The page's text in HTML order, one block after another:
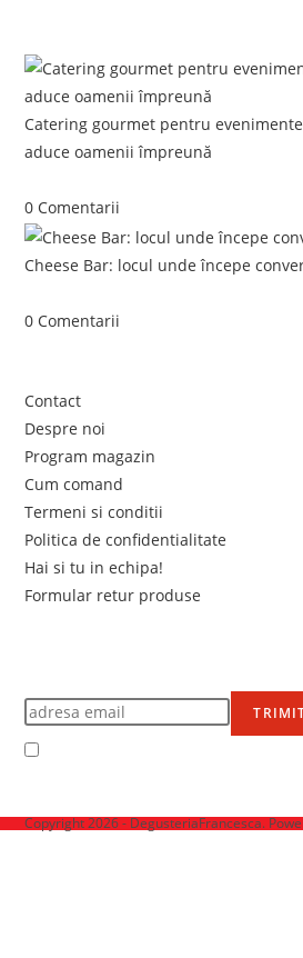
Catering gourmet pentru
aduce oamenii împreună
0 Comentarii
Cheese Bar: locul unde începe
0 Comentarii
Contact
Despre noi
Program magazin
Cum comand
Termeni si conditii
Politica de confidentialitate
Hai si tu in echipa!
Formular retur produse
Copyright 2026 - DegusteriaFrancesca.